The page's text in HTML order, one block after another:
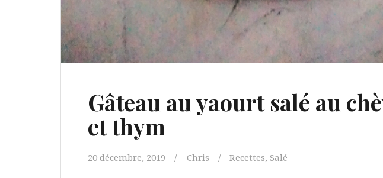
Gâteau au yaourt salé au
et thym
20 décembre, 2019 Chris Recettes, Salé